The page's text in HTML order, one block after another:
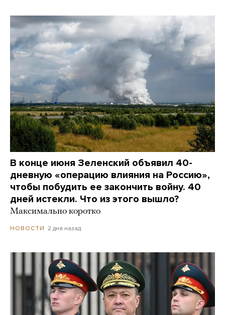
В конце июня Зеленский объявил 40-
дневную «операцию влияния на Россию»,
чтобы побудить ее закончить войну. 40
дней истекли. Что из этого вышло?
Максимально коротко
НОВОСТИ 2 дня назад